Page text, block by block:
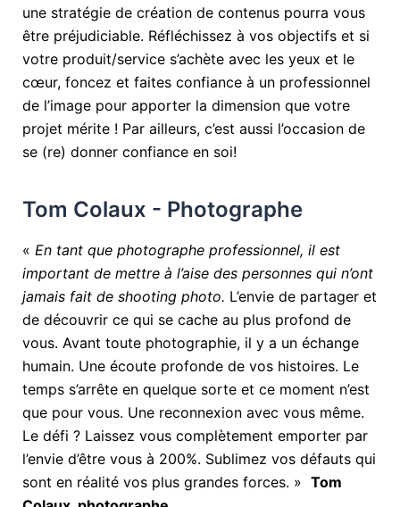
une stratégie de création de contenus pourra vous
être préjudiciable. Réfléchissez à vos objectifs et si
votre produit/service s’achète avec les yeux et le
cœur, foncez et faites confiance à un professionnel
de l’image pour apporter la dimension que votre
projet mérite ! Par ailleurs, c’est aussi l’occasion de
se (re) donner confiance en soi!
Tom Colaux - Photographe
« En tant que photographe professionnel, il est
important de mettre à l’aise des personnes qui n’ont
jamais fait de shooting photo. L’envie de partager et
de découvrir ce qui se cache au plus profond de
vous. Avant toute photographie, il y a un échange
humain. Une écoute profonde de vos histoires. Le
temps s’arrête en quelque sorte et ce moment n’est
que pour vous. Une reconnexion avec vous même.
Le défi ? Laissez vous complètement emporter par
l’envie d’être vous à 200%. Sublimez vos défauts qui
sont en réalité vos plus grandes forces. » Tom